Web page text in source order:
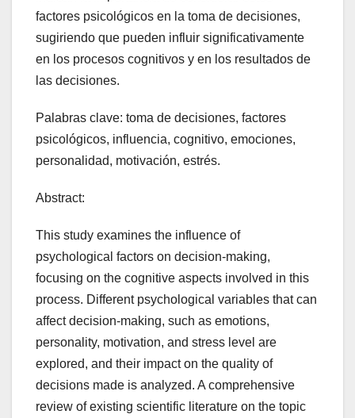
factores psicológicos en la toma de decisiones,
sugiriendo que pueden influir significativamente
en los procesos cognitivos y en los resultados de
las decisiones.
Palabras clave: toma de decisiones, factores
psicológicos, influencia, cognitivo, emociones,
personalidad, motivación, estrés.
Abstract:
This study examines the influence of
psychological factors on decision-making,
focusing on the cognitive aspects involved in this
process. Different psychological variables that can
affect decision-making, such as emotions,
personality, motivation, and stress level are
explored, and their impact on the quality of
decisions made is analyzed. A comprehensive
review of existing scientific literature on the topic